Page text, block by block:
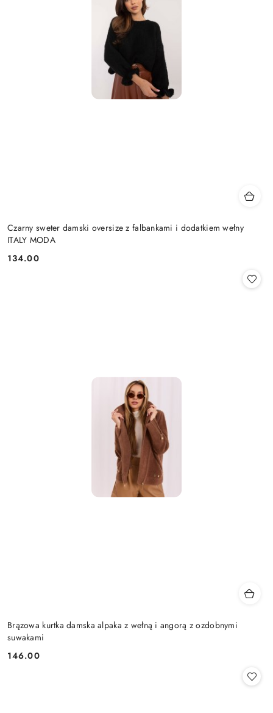
Czarny sweter damski oversize z falbankami i dodatkiem wełny
ITALY MODA
Cena:
134.00
Brązowa kurtka damska alpaka z wełną i angorą z ozdobnymi
suwakami
Cena:
146.00